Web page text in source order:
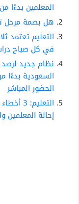
المعلمين بدءًا
هل بصمة مرحل
التعليم تعتمد
في كل صباح
نظام جديد لرصد
السعودية بدءًا
الحضور المباشر
إحالة المعلمين